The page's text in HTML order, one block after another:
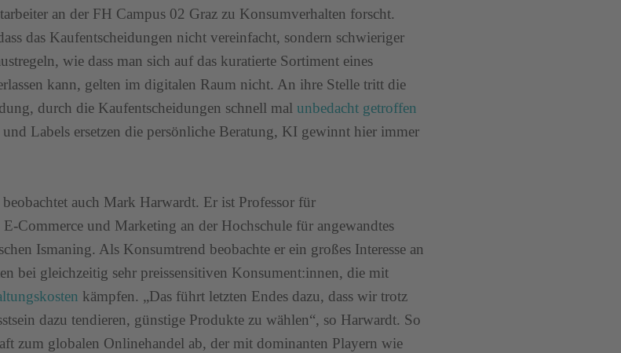
an der FH Campus 02 Graz zu Konsumverhalten forscht.
das Kaufentscheidungen nicht vereinfacht, sondern schwieriger
wie dass man sich auf das kuratierte Sortiment eines
kann, gelten im digitalen Raum nicht. An ihre Stelle tritt die
durch die Kaufentscheidungen schnell malunbedacht getroffen
und Labels ersetzen die persönliche Beratung, KI gewinnt hier immer
auch Mark Harwardt. Er ist Professor für
E-Commerce und Marketing an der Hochschule für angewandtes
Ismaning. Als Konsumtrend beobachte er ein großes Interesse an
bei gleichzeitig sehr preissensitiven Konsument:innen, die mit
kämpfen. „Das führt letzten Endes dazu, dass wir trotz
dazu tendieren, günstige Produkte zu wählen“, so Harwardt. So
zum globalen Onlinehandel ab, der mit dominanten Playern wie